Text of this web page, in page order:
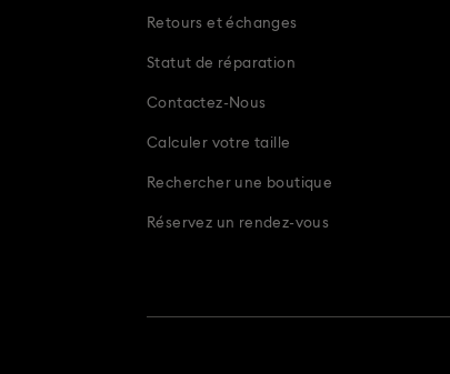
Retours et échanges
Statut de réparation
Contactez-Nous
Calculer votre taille
Rechercher une boutique
Réservez un rendez-vous